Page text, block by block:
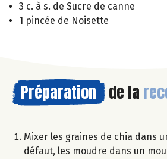
3 c. à s. de Sucre de canne
1 pincée de Noisette
Préparation de la
Mixer les graines de chia dans
défaut, les moudre dans un